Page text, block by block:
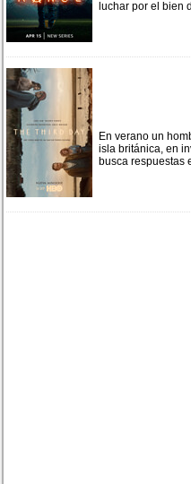
luchar por el bien
En verano un
isla británica, en
busca respuestas